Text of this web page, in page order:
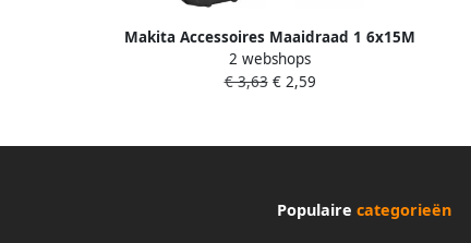
Makita Accessoires Maaidraad 1 6x15M
Rond 369224618
2 webshops
€ 3,63€ 2,59
Populaire categorieën